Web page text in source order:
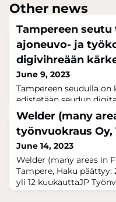
Other news
Tampereen
ajoneuvo- ja
digivihreään
June 9, 2023
Tampereen seudulla
edistetään seudun
kehitysedellytyksiä.
kyvykkyyttä hyödyntää
hakeutumista
Tampereen
muassa yritysten
kumppanuuksia
Welder (many
työnvuokraus Oy,
June 14, 2023
Welder (many areas in
Tampere, Haku päättyy:
yli 12 kuukauttaJP
rental staff company.